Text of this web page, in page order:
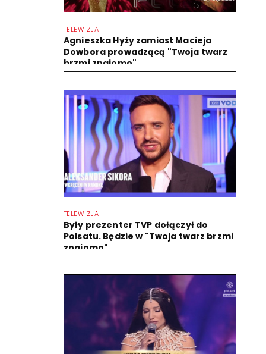
TELEWIZJA
Agnieszka Hyży zamiast Macieja
Dowbora prowadzącą "Twoja twarz
brzmi znajomo"
TELEWIZJA
Były prezenter TVP dołączył do
Polsatu. Będzie w "Twoja twarz brzmi
znajomo"